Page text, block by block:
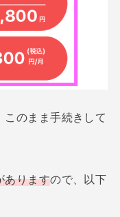
このまま手続きして
ありますので、以下